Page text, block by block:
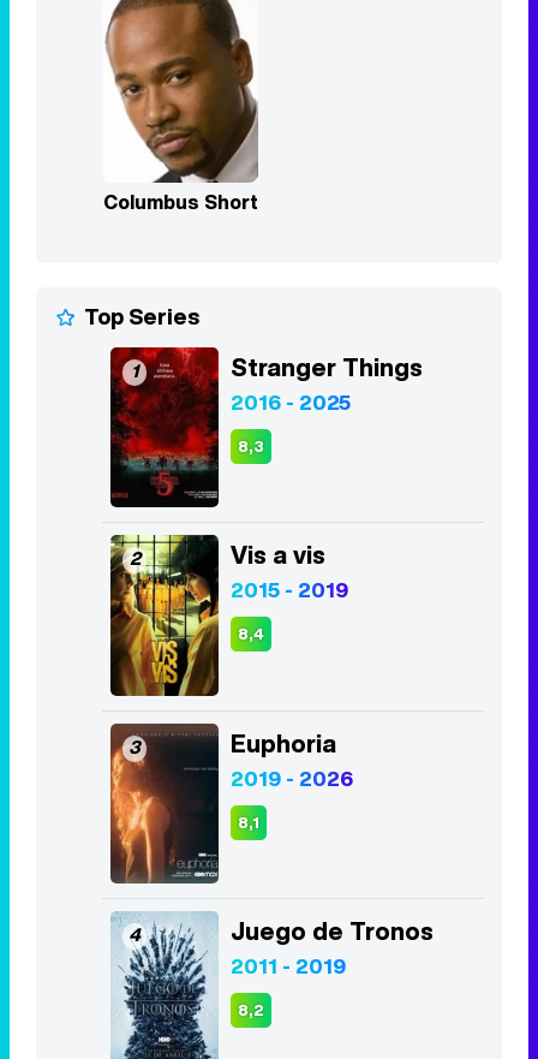
Columbus Short
Top Series
1 Stranger Things
2 Vis a vis
2015 - 2019
8,4
3 Euphoria
2019 - 2026
8,1
4 Juego de Tronos
2011 - 2019
8,2
5 La Casa de Papel
2017 - 2021
8,5